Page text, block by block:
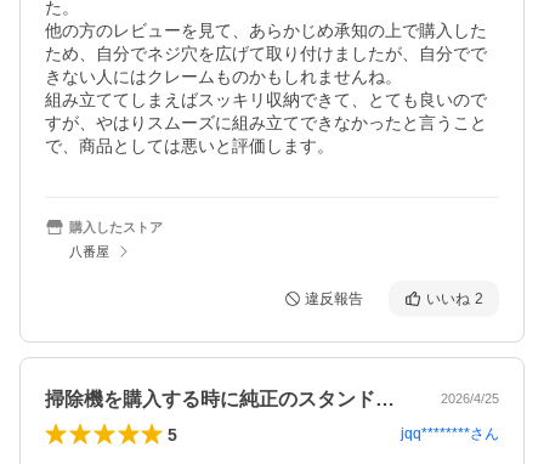
た。
他の方のレビューを見て、あらかじめ承知の上で購入した
ため、自分でネジ穴を広げて取り付けましたが、自分でで
きない人にはクレームものかもしれませんね。
組み立ててしまえばスッキリ収納できて、とても良いので
すが、やはりスムーズに組み立てできなかったと言うこと
で、商品としては悪いと評価します。
購入したストア
八番屋
違反報告 いいね 2
掃除機を購入する時に純正のスタンドも欲… 2026/4/25
5 jqq********さん